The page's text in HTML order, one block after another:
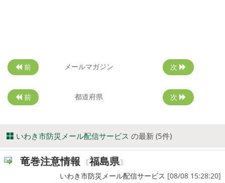
前 メールマガジン 次
前 都道府県 次
いわき市防災メール配信サービス の最新 (5件)
竜巻注意情報 〔福島県〕
いわき市防災メール配信サービス [08/08 15:28:20]